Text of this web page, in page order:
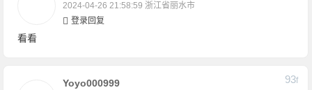
2024-04-26 21:58:59 浙江省丽水市
登录回复
看看
Yoyo000999 93F